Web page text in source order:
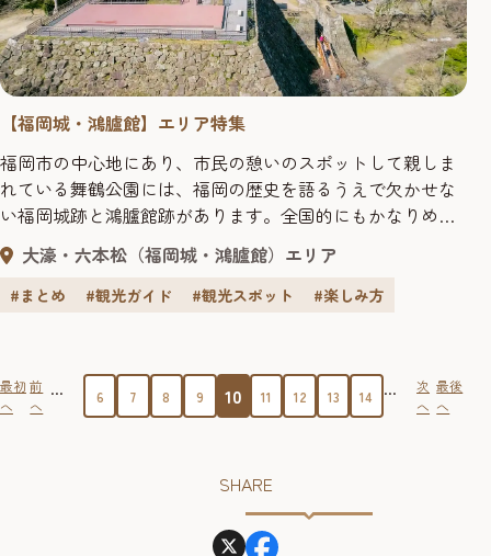
【福岡城・鴻臚館】エリア特集
福岡市の中心地にあり、市民の憩いのスポットして親しま
れている舞鶴公園には、福岡の歴史を語るうえで欠かせな
い福岡城跡と鴻臚館跡があります。全国的にもかなりめず
らしい二重の国指定史跡を巡りながら、悠久の歴史に思い
を馳せてみませんか。観光にはもちろん、福岡で暮らす
方々にとっても新しい発見や体験ができるスポットとして
大濠・六本松（福岡城・鴻臚館）エリア
#まとめ #観光ガイド #観光スポット #楽しみ方
最初
へ
前
へ
... 6 7 8 9 10 11 12 13 14 ...
次
へ
最後
へ
SHARE